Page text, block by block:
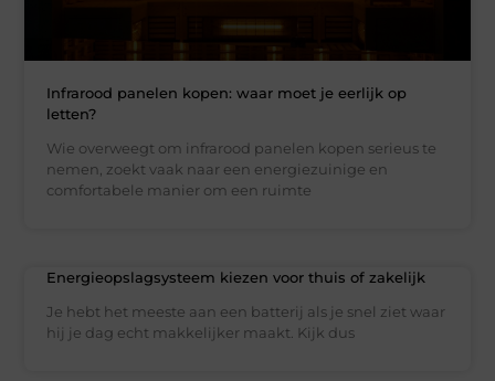
Infrarood panelen kopen: waar moet je eerlijk op
letten?
Wie overweegt om infrarood panelen kopen serieus te
nemen, zoekt vaak naar een energiezuinige en
comfortabele manier om een ruimte
Energieopslagsysteem kiezen voor thuis of zakelijk
Je hebt het meeste aan een batterij als je snel ziet waar
hij je dag echt makkelijker maakt. Kijk dus